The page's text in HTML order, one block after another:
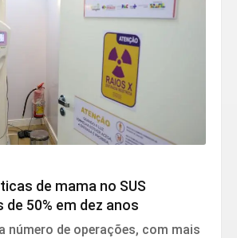
de mama no SUS
50% em dez anos
número de operações, com mais